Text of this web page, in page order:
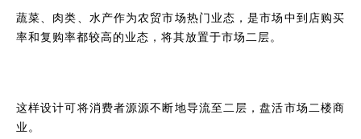
蔬菜、肉类、水产作为农贸市场热门业态，是市场中到店购买
率和复购率都较高的业态，将其放置于市场二层。
这样设计可将消费者源源不断地导流至二层，盘活市场二楼商
业。